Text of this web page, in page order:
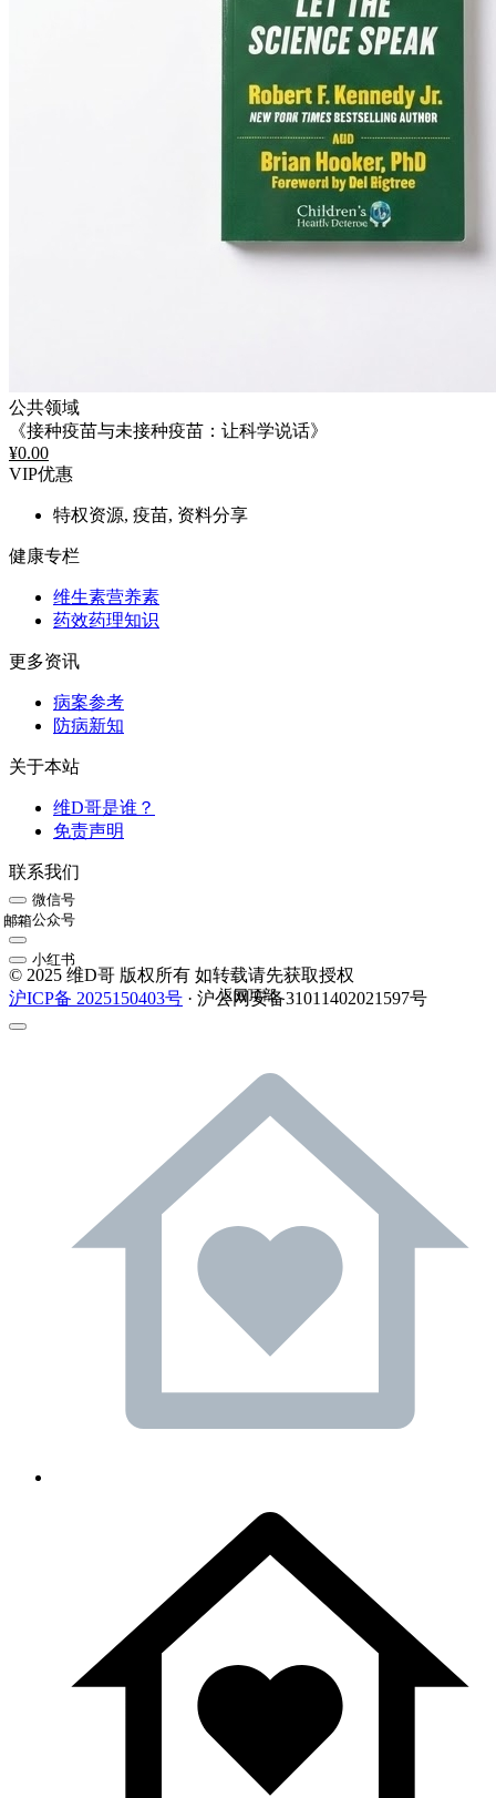
公共领域
《接种疫苗与未接种疫苗：让科学说话》
¥0.00
VIP优惠
特权资源, 疫苗, 资料分享
健康专栏
维生素营养素
药效药理知识
更多资讯
病案参考
防病新知
关于本站
维D哥是谁？
免责声明
联系我们
微信号
公众号
邮箱
小红书
© 2025 维D哥 版权所有 如转载请先获取授权
沪ICP备 2025150403号 · 沪公网安备31011402021597号
返回顶部